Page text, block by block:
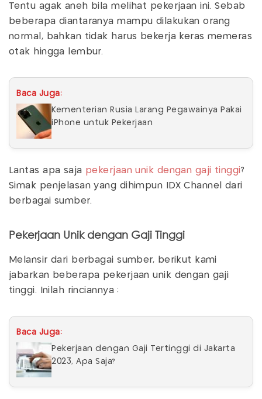
Tentu agak aneh bila melihat pekerjaan ini. Sebab
beberapa diantaranya mampu dilakukan orang
normal, bahkan tidak harus bekerja keras memeras
otak hingga lembur.
Baca Juga:
Kementerian Rusia Larang Pegawainya Pakai
iPhone untuk Pekerjaan
Lantas apa saja pekerjaan unik dengan gaji tinggi?
Simak penjelasan yang dihimpun IDX Channel dari
berbagai sumber.
Pekerjaan Unik dengan Gaji Tinggi
Melansir dari berbagai sumber, berikut kami
jabarkan beberapa pekerjaan unik dengan gaji
tinggi. Inilah rinciannya :
Baca Juga:
Pekerjaan dengan Gaji Tertinggi di Jakarta
2023, Apa Saja?